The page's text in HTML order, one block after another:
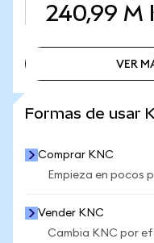
240,99 M
VER
Formas de usar
Comprar KNC
Empieza en pocos
Vender KNC
Cambia KNC por